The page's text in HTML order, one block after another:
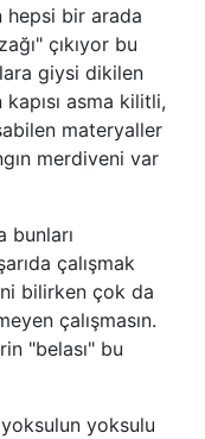
hepsi bir arada
çıkıyor bu
giysi dikilen
asma kilitli,
materyaller
merdiveni var
bunları
çalışmak
bilirken çok da
çalışmasın.
"belası" bu
yoksulu